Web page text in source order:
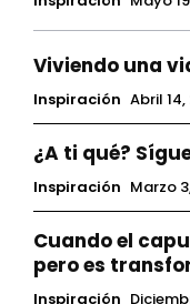
Viviendo una
Inspiración Abril
¿A ti qué?
Inspiración Marzo
Cuando el
pero es
Inspiración